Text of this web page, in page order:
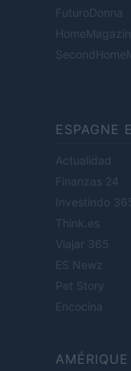
FuturoDonna
ESPAGNE
Actualidad
Finanzas 24
Investindo
Think.es
Viajar 365
ES Newz
Pet Story
Encocina